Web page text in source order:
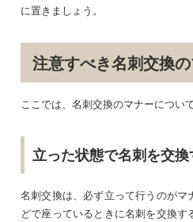
に置きましょう。
注意すべき名刺交換
ここでは、名刺交換のマナーについ
立った状態で名刺を交換
名刺交換は、必ず立って行うのが
どで座っているときに名刺を交換